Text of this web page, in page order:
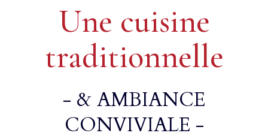
Une cuisine
traditionnelle
- & AMBIANCE
CONVIVIALE -